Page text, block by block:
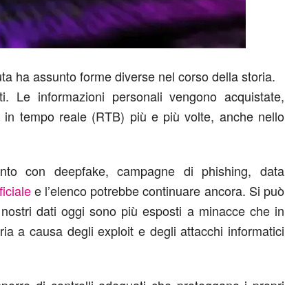
ha assunto forme diverse nel corso della storia.
informazioni personali vengono acquistate,
tempo reale (RTB) più e più volte, anche nello
con deepfake, campagne di phishing, data
e l’elenco potrebbe continuare ancora. Si può
dati oggi sono più esposti a minacce che in
a causa degli exploit e degli attacchi informatici